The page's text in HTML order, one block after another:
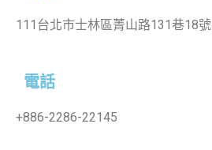
電話
+886-2286-22145
111台北市士林區菁山路131巷18號